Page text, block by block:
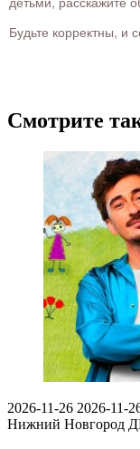
Будьте корректны, и
Смотрите
2026-11-26 2026-11-
Нижний Новгород